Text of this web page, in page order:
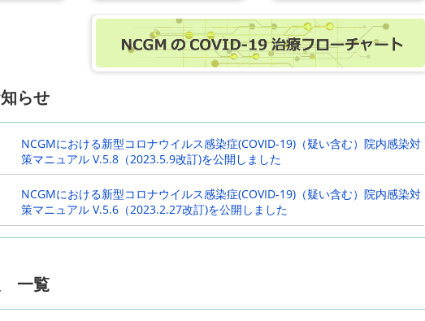
らせ
NCGMにおける新型コロナウイルス感染症(COVID-19)（疑い含む）院内感染対
策マニュアル V.5.8（2023.5.9改訂)を公開しました
NCGMにおける新型コロナウイルス感染症(COVID-19)（疑い含む）院内感染対
策マニュアル V.5.6（2023.2.27改訂)を公開しました
NCGMのCOVID-19治療フローチャート（成人)第5版を公開しました
一覧